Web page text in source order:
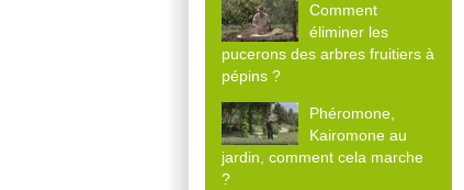
Comment
éliminer les
pucerons des arbres fruitiers à
pépins ?
Phéromone,
Kairomone au
jardin, comment cela marche
?